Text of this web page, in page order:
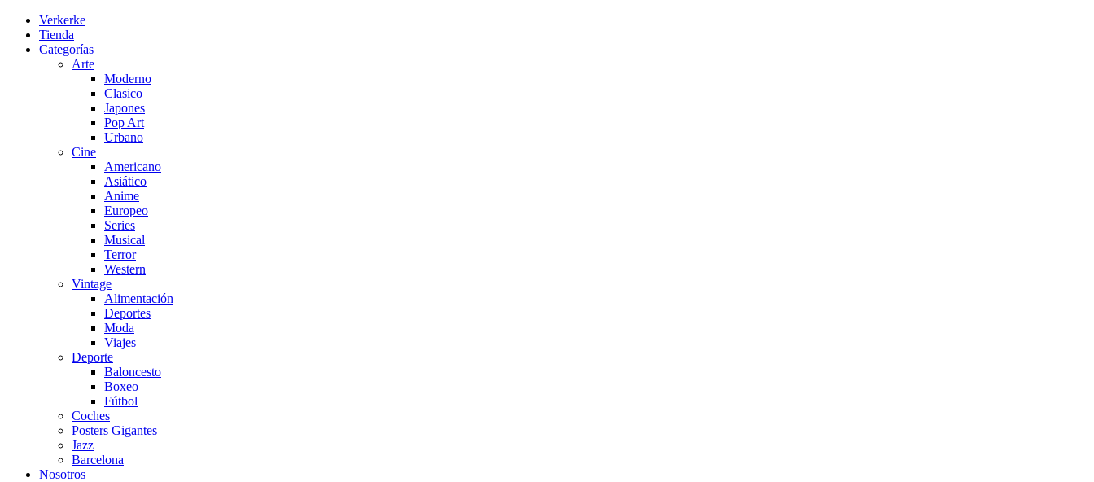
Verkerke
Tienda
Categorías
Arte
Moderno
Clasico
Japones
Pop Art
Urbano
Cine
Americano
Asiático
Anime
Europeo
Series
Musical
Terror
Western
Vintage
Alimentación
Deportes
Moda
Viajes
Deporte
Baloncesto
Boxeo
Fútbol
Coches
Posters Gigantes
Jazz
Barcelona
Nosotros